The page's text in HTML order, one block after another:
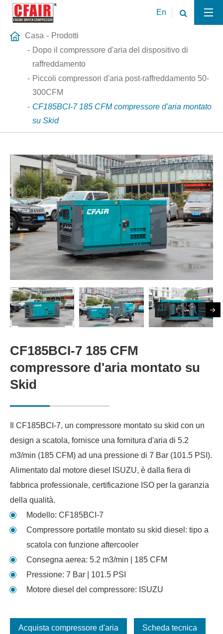
En
Casa
Prodotti
Dopo il compressore d'aria del dispositivo di
raffreddamento
Piccoli compressori d'aria post-raffreddamento 50-
300CFM
CF185BCI-7 185 CFM compressore d'aria montato
su Skid
CF185BCI-7 185 CFM
compressore d'aria montato su
Skid
Il CF185BCI-7, un compressore montato su skid con un
design a scatola, fornisce una fornitura d'aria di 5.2
m3/min (185 CFM) ad una pressione di 7 Bar (101.5 PSI).
Alimentato dal motore diesel ISUZU, è dalla fiera di
fabbrica professionale, certificazione ISO per la garanzia
della qualità.
Modello: CF185BCI-7
Compressore portatile montato su skid diesel: tipo a
scatola con funzione aftercooler
Consegna aerea: 5.2 m3/min | 185 CFM
Pressione: 7 Bar | 101.5 PSI
Motore diesel del compressore: ISUZU
Acquista compressore d'aria Scheda tecnica